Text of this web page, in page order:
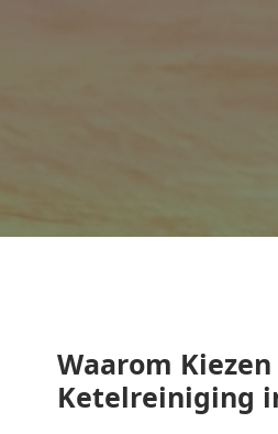
Waarom
Ketelreiniging